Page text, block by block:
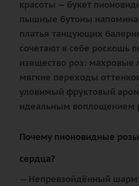
красоты — букет
пышные бутоны
платья танцующих
сочетают в себе роскошь
изящество роз: махровые
мягкие переходы
уловимый фруктовый
идеальным воплощением
Почему пионовидные
сердца?
— Непревзойдённый шарм